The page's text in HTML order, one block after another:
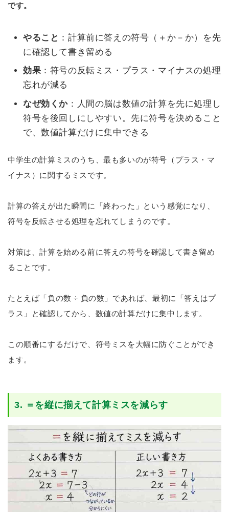
です。
やること ：計算前に答えの符号（＋か－か）を先
に確認して書き留める
効果 ：符号の反転ミス・プラス・マイナスの処理
忘れが減る
なぜ効くか ：人間の脳は数値の計算を先に処理し
符号を後回しにしやすい。先に符号を決めること
で、数値計算だけに集中できる
中学生の計算ミスのうち、最も多いのが符号（プラス・マ
イナス）に関するミスです。
計算の答えが出た瞬間に「終わった」という感覚になり、
符号を反転させる処理を忘れてしまうのです。
対策は、計算を始める前に答えの符号を確認して書き留め
ることです。
たとえば「負の数 ÷ 負の数」であれば、最初に「答えはプ
ラス」と確認してから、数値の計算だけに集中します。
この順番にするだけで、符号ミスを大幅に防ぐことができ
ます。
3. ＝を縦に揃えて計算ミスを減らす